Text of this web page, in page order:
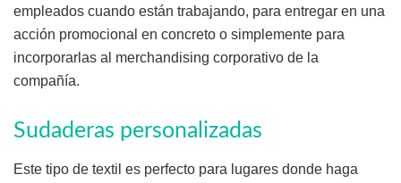
empleados cuando están trabajando, para entregar en una
acción promocional en concreto o simplemente para
incorporarlas al merchandising corporativo de la
compañía.
Sudaderas personalizadas
Este tipo de textil es perfecto para lugares donde haga